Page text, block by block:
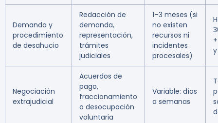
Demanda y
procedimiento
de desahucio
Redacción de
demanda,
representación,
trámites
judiciales
1–3 meses (si
no existen
recursos ni
incidentes
procesales)
Negociación
extrajudicial
Acuerdos de
pago,
fraccionamiento
o desocupación
voluntaria
Variable: días
a semanas